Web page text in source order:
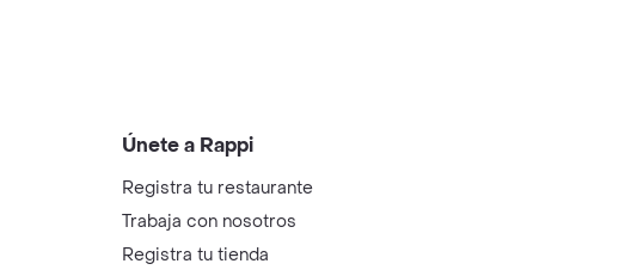
Únete a Rappi
Registra tu restaurante
Trabaja con nosotros
Registra tu tienda